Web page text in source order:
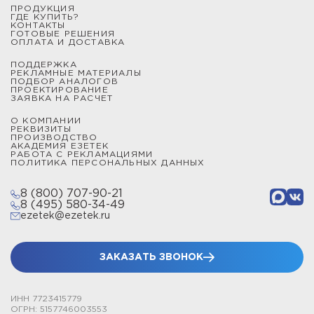
от 1 до 9 метров и закрепляются на плоских
поверхностях при помощи бетонных утяжелителей.
изготовлены из алюминиевых секций, которые
надежно скрепляются между собой, образуя защитную
конструкцию от 2,3 до 22,5 метров.
Мачты и молниеотводы телескопические типа СМТ
выполнены из стальных секций и позволяют получить
зону защиты от молнии произвольной высоты до 15,5
закрепляются при помощи подпятников и комплектов
растяжек.
Чтобы сделать расчет цены проекта, выбрать
конструкцию молниеотвода, спроектировать систему
заземления или купить устройство защиты от
сотрудникам по телефону или через онлайн-чат.
ПРОДУКЦИЯ
ГДЕ КУПИТЬ?
КОНТАКТЫ
ГОТОВЫЕ РЕШЕНИЯ
ОПЛАТА И ДОСТАВКА
ПОДДЕРЖКА
РЕКЛАМНЫЕ МАТЕРИАЛЫ
ПОДБОР АНАЛОГОВ
ПРОЕКТИРОВАНИЕ
ЗАЯВКА НА РАСЧЕТ
О КОМПАНИИ
РЕКВИЗИТЫ
ПРОИЗВОДСТВО
АКАДЕМИЯ ЕЗЕТЕК
РАБОТА С РЕКЛАМАЦИЯМИ
ПОЛИТИКА ПЕРСОНАЛЬНЫХ ДАННЫХ
8 (800) 707-90-21
8 (495) 580-34-49
ezetek@ezetek.ru
ЗАКАЗАТЬ ЗВОНОК
ИНН 7723415779
ОГРН: 5157746003553